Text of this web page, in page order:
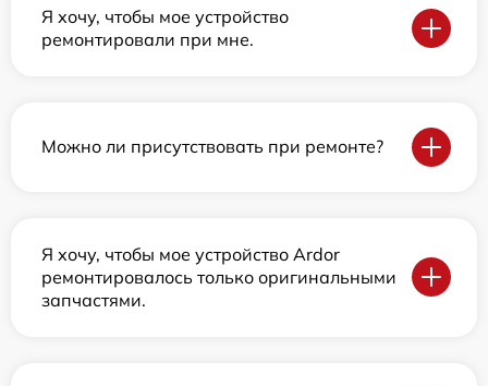
Я хочу, чтобы мое устройство
ремонтировали при мне.
Можно ли присутствовать при ремонте?
Я хочу, чтобы мое устройство Ardor
ремонтировалось только оригинальными
запчастями.